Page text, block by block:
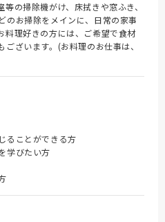
の掃除機がけ、床拭きや窓ふき、
のお掃除をメインに、日常の家事
料理好きの方には、ご希望で食材
ざいます。(お料理のお仕事は、
ることができる方
学びたい方